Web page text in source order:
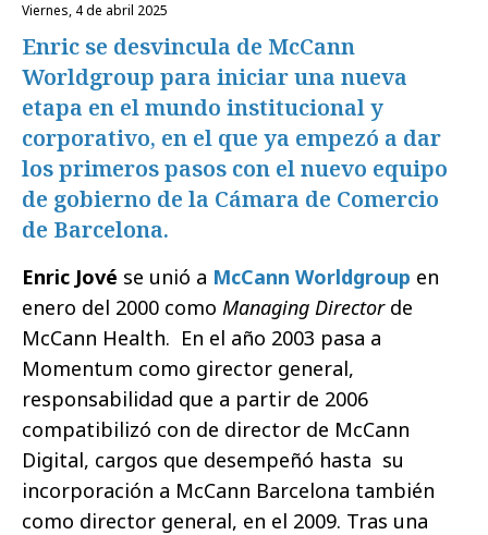
viernes, 4 de abril 2025
Enric se desvincula de McCann
Worldgroup para iniciar una nueva
etapa en el mundo institucional y
corporativo, en el que ya empezó a dar
los primeros pasos con el nuevo equipo
de gobierno de la Cámara de Comercio
de Barcelona.
Enric Jové se unió a McCann Worldgroup en
enero del 2000 como Managing Directorde
McCann Health. En el año 2003 pasa a
Momentum como girector general,
responsabilidad que a partir de 2006
compatibilizó con de director de McCann
Digital, cargos que desempeñó hasta su
incorporación a McCann Barcelona también
como director general, en el 2009. Tras una